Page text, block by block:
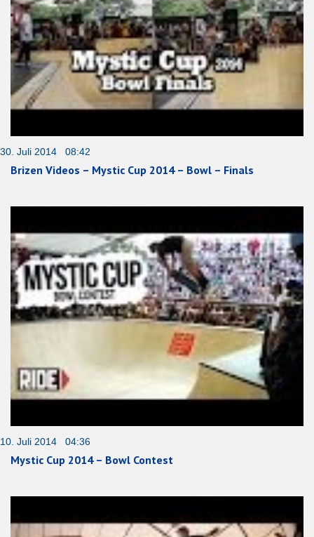
30. Juli 2014 08:42
Brizen Videos – Mystic Cup 2014 – Bowl – Finals
10. Juli 2014 04:36
Mystic Cup 2014 – Bowl Contest